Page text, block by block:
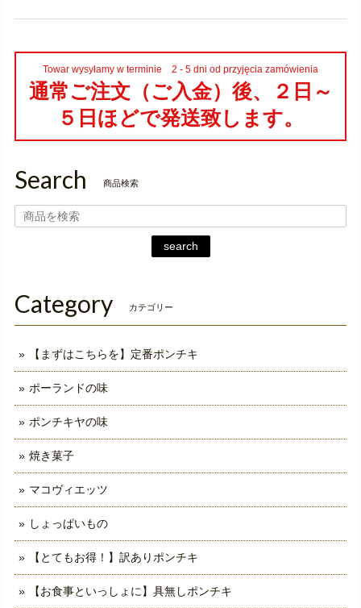
Towar wysyłamy w terminie 2 - 5 dni od przyjęcia zamówienia
通常ご注文（ご入金）後、２日～
５日ほどで発送致します。
Search 商品検索
search
Category カテゴリー
【まずはこちらを】定番ポンチキ
ポーランドの味
ポンチキヤの味
焼き菓子
マコヴィエッツ
しょっぱいもの
【とてもお得！】訳ありポンチキ
【お食事といっしょに】具無しポンチキ